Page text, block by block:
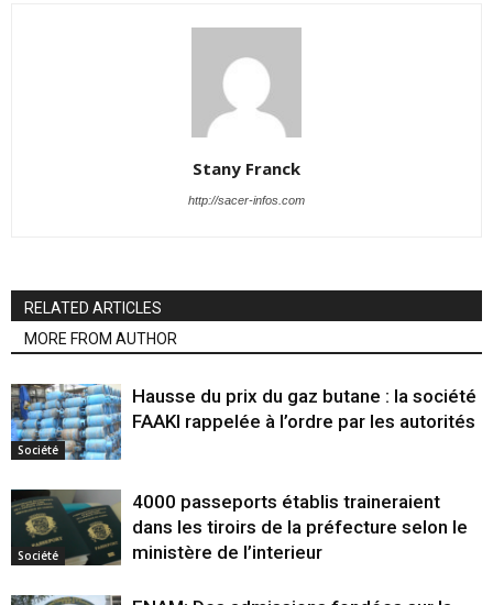
Stany Franck
http://sacer-infos.com
RELATED ARTICLES
MORE FROM AUTHOR
Société
Hausse du prix du gaz butane : la société
FAAKI rappelée à l’ordre par les autorités
Société
4000 passeports établis traineraient
dans les tiroirs de la préfecture selon le
ministère de l’interieur